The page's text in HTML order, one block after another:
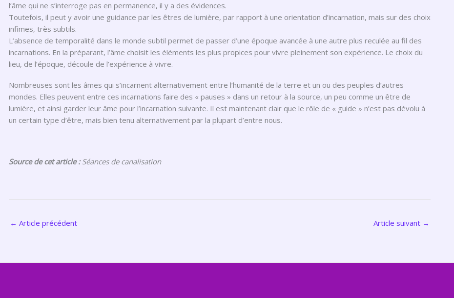
l’âme qui ne s’interroge pas en permanence, il y a des évidences.
Toutefois, il peut y avoir une guidance par les êtres de lumière, par rapport à une orientation d’incarnation, mais sur des choix
infimes, très subtils.
L’absence de temporalité dans le monde subtil permet de passer d’une époque avancée à une autre plus reculée au fil des
incarnations. En la préparant, l’âme choisit les éléments les plus propices pour vivre pleinement son expérience. Le choix du
lieu, de l’époque, découle de l’expérience à vivre.
Nombreuses sont les âmes qui s’incarnent alternativement entre l’humanité de la terre et un ou des peuples d’autres
mondes. Elles peuvent entre ces incarnations faire des « pauses » dans un retour à la source, un peu comme un être de
lumière, et ainsi garder leur âme pour l’incarnation suivante. Il est maintenant clair que le rôle de « guide » n’est pas dévolu à
un certain type d’être, mais bien tenu alternativement par la plupart d’entre nous.
Source de cet article :Séances de canalisation
← Article précédent Article suivant →